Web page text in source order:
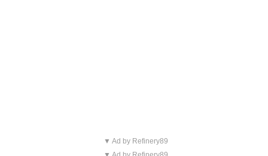
▼ Ad by Refinery89